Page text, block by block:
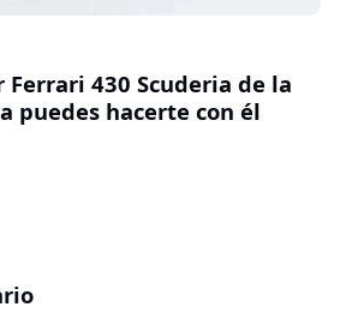
Ferrari 430 Scuderia de la
puedes hacerte con él